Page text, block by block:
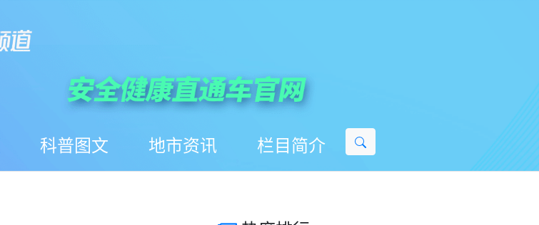
科普图文 地市资讯 栏目简介